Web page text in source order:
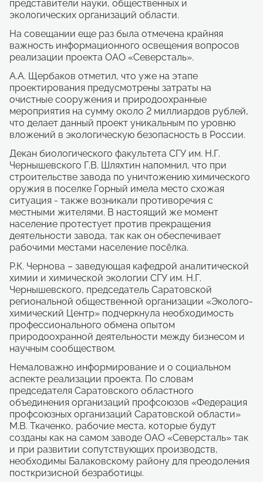
представители науки, общественных и
экологических организаций области.
На совещании еще раз была отмечена крайняя
важность информационного освещения вопросов
реализации проекта ОАО «Северсталь».
А.А. Щербаков отметил, что уже на этапе
проектирования предусмотрены затраты на
очистные сооружения и природоохранные
мероприятия на сумму около 2 миллиардов рублей,
что делает данный проект уникальным по уровню
вложений в экологическую безопасность в России.
Декан биологического факультета СГУ им. Н.Г.
Чернышевского Г.В. Шляхтин напомнил, что при
строительстве завода по уничтожению химического
оружия в поселке Горный имела место схожая
ситуация - также возникали противоречия с
местными жителями. В настоящий же момент
население протестует против прекращения
деятельности завода, так как он обеспечивает
рабочими местами население посёлка.
Р.К. Чернова – заведующая кафедрой аналитической
химии и химической экологии СГУ им. Н.Г.
Чернышевского, председатель Саратовской
региональной общественной организации «Эколого-
химический Центр» подчеркнула необходимость
профессионального обмена опытом
природоохранной деятельности между бизнесом и
научным сообществом.
Немаловажно информирование и о социальном
аспекте реализации проекта. По словам
председателя Саратовского областного
объединения организаций профсоюзов «Федерация
профсоюзных организаций Саратовской области»
М.В. Ткаченко, рабочие места, которые будут
созданы как на самом заводе ОАО «Северсталь» так
и при развитии сопутствующих производств,
необходимы Балаковскому району для преодоления
посткризисной безработицы.